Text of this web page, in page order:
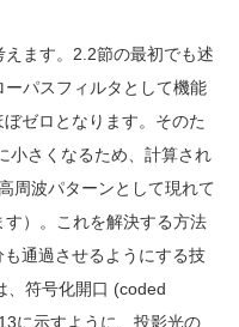
ます。2.2節の最初でも述
パスフィルタとして機能
ゼロとなります。そのた
小さくなるため、計算され
周波パターンとして現れて
）。これを解決する方法
通過させるようにする技
、符号化開口 (coded
に示すように、投影光の